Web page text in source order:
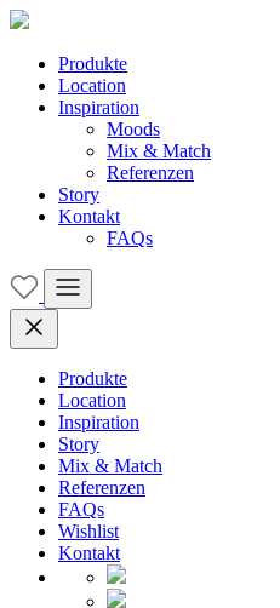
Produkte
Location
Inspiration
Moods
Mix & Match
Referenzen
Story
Kontakt
FAQs
Produkte
Location
Inspiration
Story
Mix & Match
Referenzen
FAQs
Wishlist
Kontakt